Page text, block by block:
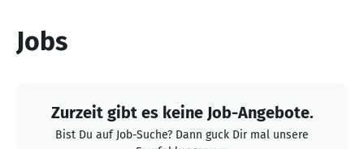
Jobs
Zurzeit gibt es keine Job-Angebote.
Bist Du auf Job-Suche? Dann guck Dir mal unsere